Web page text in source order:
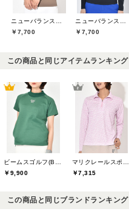
￥7,700
￥7,700
この商品と同じアイテムランキング
￥9,900
￥7,315
この商品と同じブランドランキング